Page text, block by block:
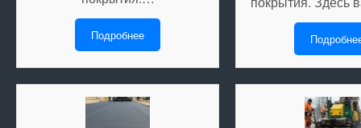
Подробнее